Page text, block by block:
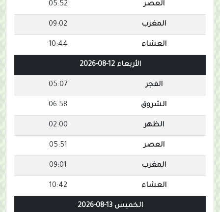
العصر 05:52
المغرب 09:02
العشاء 10:44
الأربعاء 12-08-2026
الفجر 05:07
الشروق 06:58
الظهر 02:00
العصر 05:51
المغرب 09:01
العشاء 10:42
الخميس 13-08-2026